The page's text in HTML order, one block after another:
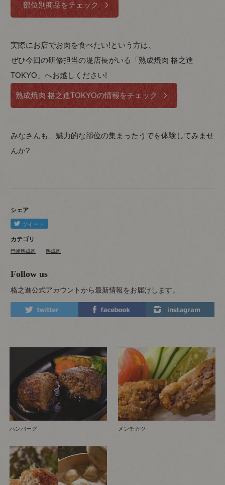
部位別商品をチェック
実際にお店でお肉を食べたい!という方は、
ぜひ今回の研修担当の堤店長がいる「熟成焼肉 格之進
TOKYO」へお越しください!
熟成焼肉 格之進TOKYOの情報をチェック
みなさんも、魅力的な部位の集まったうでを体験してみませ
んか?
シェア
カテゴリ
門崎熟成肉 熟成肉
Follow us
格之進公式アカウントから最新情報をお届けします。
ハンバーグ メンチカツ